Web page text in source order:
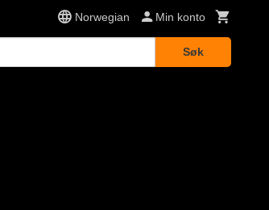
Norwegian Min konto
Søk